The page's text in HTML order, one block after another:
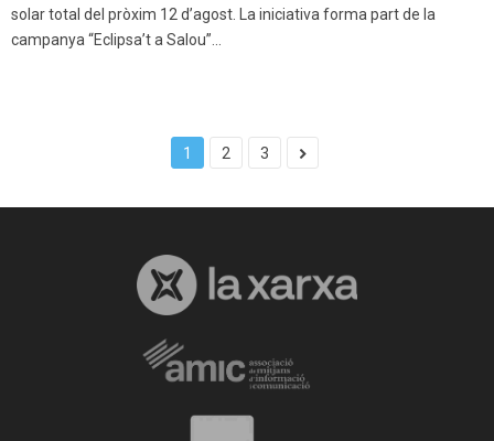
solar total del pròxim 12 d’agost. La iniciativa forma part de la
campanya “Eclipsa’t a Salou”...
1 2 3